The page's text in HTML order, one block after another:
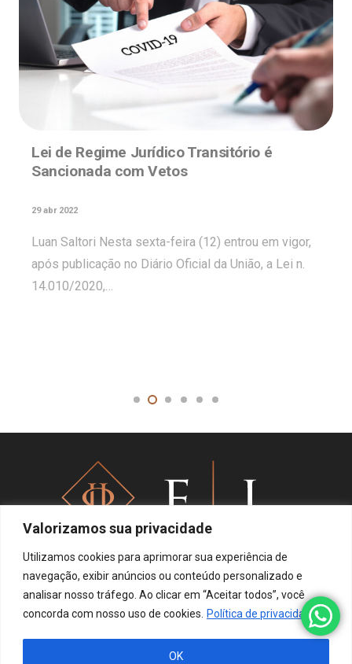
Valorizamos sua privacidade
Utilizamos cookies para aprimorar sua experiência de
navegação, exibir anúncios ou conteúdo personalizado e
analisar nosso tráfego. Ao clicar em “Aceitar todos”, você
concorda com nosso uso de cookies. Política de privacidade
OK
Lei de Regime Jurídico Transitório é
Sancionada com Vetos
29 abr 2022
Luan Saltori Nesta sexta-feira (12) entrou em vigor,
após publicação no Diário Oficial da União, a Lei n.
14.010/2020,…
Política de privacidade